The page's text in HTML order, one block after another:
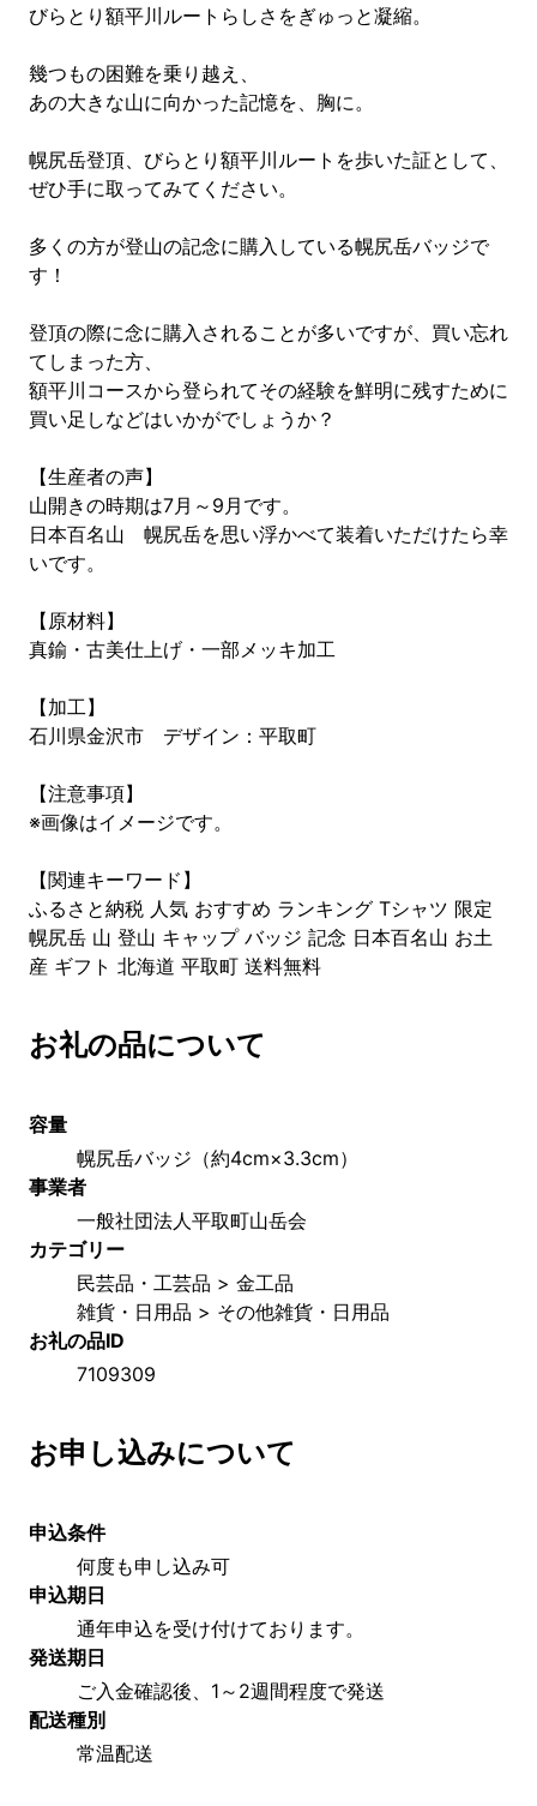
びらとり額平川ルートらしさをぎゅっと凝縮。
幾つもの困難を乗り越え、
あの大きな山に向かった記憶を、胸に。
幌尻岳登頂、びらとり額平川ルートを歩いた証として、
ぜひ手に取ってみてください。
多くの方が登山の記念に購入している幌尻岳バッジで
す！
登頂の際に念に購入されることが多いですが、買い忘れ
てしまった方、
額平川コースから登られてその経験を鮮明に残すために
買い足しなどはいかがでしょうか？
【生産者の声】
山開きの時期は7月～9月です。
日本百名山 幌尻岳を思い浮かべて装着いただけたら幸
いです。
【原材料】
真鍮・古美仕上げ・一部メッキ加工
【加工】
石川県金沢市 デザイン：平取町
【注意事項】
※画像はイメージです。
【関連キーワード】
ふるさと納税 人気 おすすめ ランキング Tシャツ 限定
幌尻岳 山 登山 キャップ バッジ 記念 日本百名山 お土
産 ギフト 北海道 平取町 送料無料
お礼の品について
容量
幌尻岳バッジ（約4cm×3.3cm）
事業者
一般社団法人平取町山岳会
カテゴリー
民芸品・工芸品 > 金工品
雑貨・日用品 > その他雑貨・日用品
お礼の品ID
7109309
お申し込みについて
申込条件
何度も申し込み可
申込期日
通年申込を受け付けております。
発送期日
ご入金確認後、1～2週間程度で発送
配送種別
常温配送